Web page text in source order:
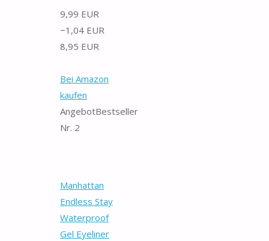
9,99 EUR
−1,04 EUR
8,95 EUR
Bei Amazon
kaufen
AngebotBestseller
Nr. 2
Manhattan
Endless Stay
Waterproof
Gel Eyeliner